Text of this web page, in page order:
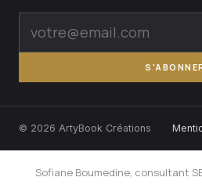
© 2026 ArtyBook Créations
Sofiane Boumedine, consultant